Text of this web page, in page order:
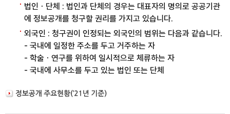
법인ㆍ단체 : 법인과 단체의 경우는 대표자의 명의로 공공기관
에 정보공개를 청구할 권리를 가지고 있습니다.
외국인 : 청구권이 인정되는 외국인의 범위는 다음과 같습니다.
- 국내에 일정한 주소를 두고 거주하는 자
- 학술ㆍ연구를 위하여 일시적으로 체류하는 자
- 국내에 사무소를 두고 있는 법인 또는 단체